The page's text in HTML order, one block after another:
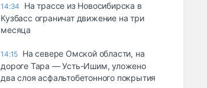
14:34
На трассе из Новосибирска в
Кузбасс ограничат движение на три
месяца
14:15 На севере Омской области, на
дороге Тара — Усть-Ишим, уложено
два слоя асфальтобетонного покрытия